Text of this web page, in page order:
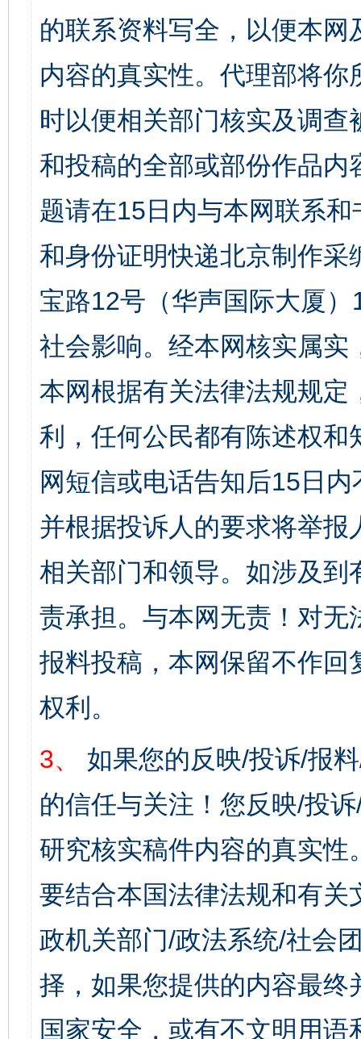
的联系资料写全，以便本
内容的真实性。代理部将
时以便相关部门核实及调
和投稿的全部或部份作品
题请在15日内与本网联系
和身份证明快递北京制作
宝路12号（华声国际大厦
社会影响。经本网核实属
本网根据有关法律法规规
利，任何公民都有陈述权
网短信或电话告知后15日
并根据投诉人的要求将举
相关部门和领导。如涉及
责承担。与本网无责！对
报料投稿，本网保留不作
权利。
3、
如果您的反映/投诉/报
的信任与关注！您反映/投
研究核实稿件内容的真实
要结合本国法律法规和有关
政机关部门/政法系统/社会
择，如果您提供的内容最
国家安全，或有不文明用